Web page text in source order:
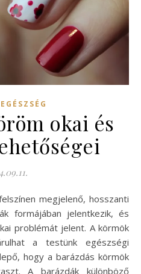
EGÉSZSÉG
okai és
formájában jelentkezik, és
problémát jelent. A körmök
a testünk egészségi
hogy a barázdás körmök
A barázdák különböző